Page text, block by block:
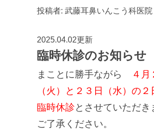
投稿者: 武藤耳鼻いんこう科医院
2025.04.02更新
臨時休診のお知らせ
まことに勝手ながら
４月
（火）と２３日（水）の２
臨時休診とさせていただき
ご了承ください。